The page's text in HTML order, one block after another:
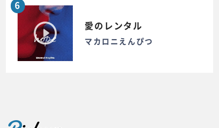
6
愛のレンタル
マカロニえんぴつ